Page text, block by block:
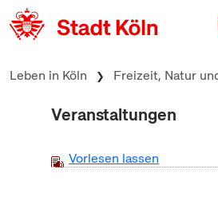
zum Inhalt springen
Leben in Köln Freizeit, Natur
Veranstaltungen
Vorlesen lassen